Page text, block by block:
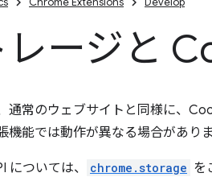
レージと
通常のウェブサイトと同様に、
機能では動作が異なる場合がありま
については、 chrome.storage を